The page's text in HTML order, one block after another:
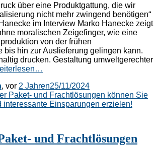
über eine Produktgattung, die wir
nicht mehr zwingend benötigen“
im Interview Marko Hanecke zeigt
moralischen Zeigefinger, wie eine
von der frühen
bis hin zur Auslieferung gelingen kann.
drucken. Gestaltung umweltgerechter
, vor 2 Jahren25/11/2024
und Frachtlösungen